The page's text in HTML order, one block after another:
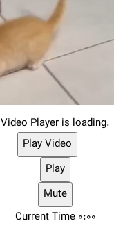
Video Player is loading.
Play Video
Play
Mute
Current Time 0:00